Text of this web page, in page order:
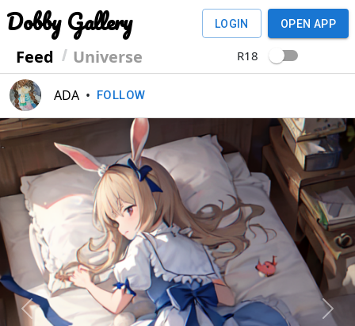
Dobby Gallery
Feed Universe
LOGIN OPEN APP
R18
ADA • FOLLOW
Previous Next